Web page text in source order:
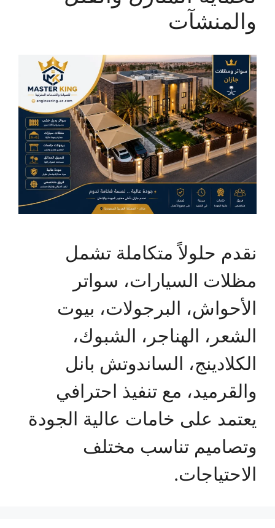
والمنشآت
نقدم حلولاً متكاملة تشمل
مظلات السيارات، سواتر
الأحواش، البرجولات، بيوت
الشعر، الهناجر، الشبوك،
الكلادينج، الساندوتش بانل
والقرميد، مع تنفيذ احترافي
يعتمد على خامات عالية الجودة
وتصاميم تناسب مختلف
الاحتياجات.